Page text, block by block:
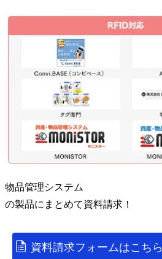
物品管理システム
の製品にまとめて資料請求！
資料請求フォームはこちら